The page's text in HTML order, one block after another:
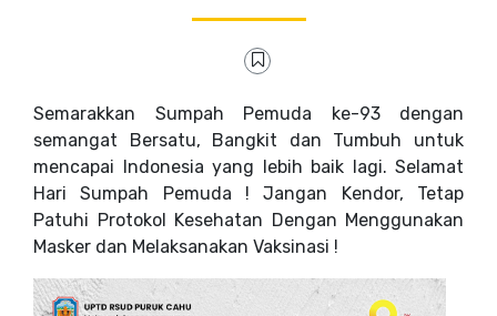
Semarakkan Sumpah Pemuda ke-93 dengan
semangat Bersatu, Bangkit dan Tumbuh untuk
mencapai Indonesia yang lebih baik lagi. Selamat
Hari Sumpah Pemuda ! Jangan Kendor, Tetap
Patuhi Protokol Kesehatan Dengan Menggunakan
Masker dan Melaksanakan Vaksinasi !